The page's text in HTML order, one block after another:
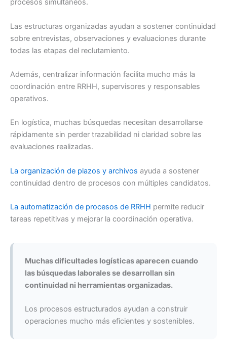
procesos simultáneos.
Las estructuras organizadas ayudan a sostener continuidad
sobre entrevistas, observaciones y evaluaciones durante
todas las etapas del reclutamiento.
Además, centralizar información facilita mucho más la
coordinación entre RRHH, supervisores y responsables
operativos.
En logística, muchas búsquedas necesitan desarrollarse
rápidamente sin perder trazabilidad ni claridad sobre las
evaluaciones realizadas.
La organización de plazos y archivos ayuda a sostener
continuidad dentro de procesos con múltiples candidatos.
La automatización de procesos de RRHH permite reducir
tareas repetitivas y mejorar la coordinación operativa.
Muchas dificultades logísticas aparecen cuando
las búsquedas laborales se desarrollan sin
continuidad ni herramientas organizadas.
Los procesos estructurados ayudan a construir
operaciones mucho más eficientes y sostenibles.